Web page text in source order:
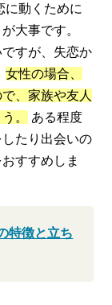
に動くために
大事です。
すが、失恋か
女性の場合、
、家族や友人
。
ある程度
たり出会いの
すすめしま
特徴と立ち